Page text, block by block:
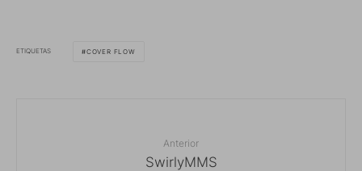
ETIQUETAS COVER FLOW
Anterior
SwirlyMMS